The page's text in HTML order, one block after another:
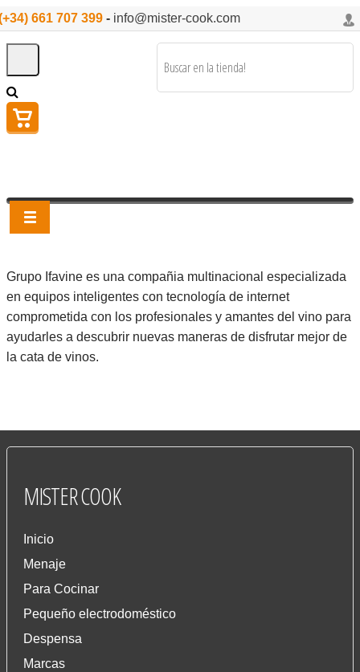
661 707 399 - info@mister-cook.com
Grupo I favine es una compañia multinacional especializada
en equipos inteligentes con tecnología de internet
comprometida con los profesionales y amantes del vino para
ayudarles a descubrir nuevas maneras de disfrutar mejor de
la cata de vinos.
MISTERCOOK
Inicio
Menaje
Para Cocinar
Pequeño electrodoméstico
Despensa
Marcas